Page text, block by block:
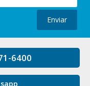
Enviar
6400